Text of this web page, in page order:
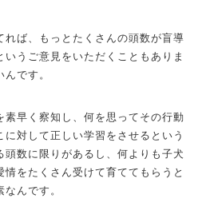
れば、もっとたくさんの頭数が盲導
うご意見をいただくこともありま
です。
早く察知し、何を思ってその行動
対して正しい学習をさせるという
頭数に限りがあるし、何よりも子犬
をたくさん受けて育ててもらうと
んです。